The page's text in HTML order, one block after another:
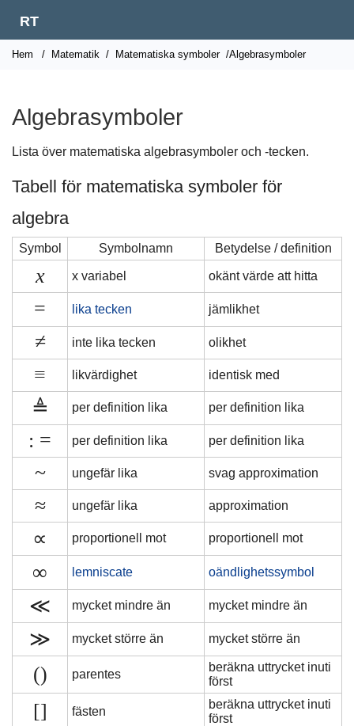
RT
Hem / Matematik / Matematiska symboler /Algebrasymboler
Algebrasymboler
Lista över matematiska algebrasymboler och -tecken.
Tabell för matematiska symboler för
algebra
Symbol Symbolnamn Betydelse / definition
x x variabel okänt värde att hitta
= lika tecken jämlikhet
≠ inte lika tecken olikhet
≡ likvärdighet identisk med
≜ per definition lika per definition lika
: = per definition lika per definition lika
~ ungefär lika svag approximation
≈ ungefär lika approximation
∝ proportionell mot proportionell mot
∞ lemniscate oändlighetssymbol
≪ mycket mindre än mycket mindre än
≫ mycket större än mycket större än
() parentes
beräkna uttrycket inuti
först
[] fästen
beräkna uttrycket inuti
först